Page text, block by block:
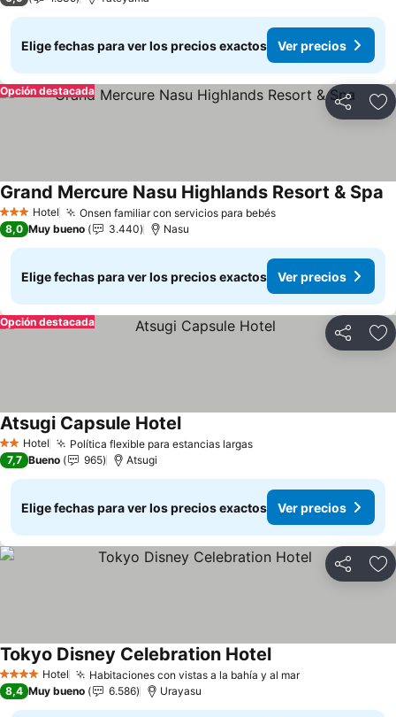
Elige fechas para ver los precios exactos Ver precios
Compartir
Opción destacada
3 Estrellas
Hotel Onsen familiar con servicios para bebésVer precios
Grand Mercure Nasu Highlands Resort & Spa
8,0 Muy bueno 3.440 Nasu
Elige fechas para ver los precios exactos Ver precios
Compartir
Opción destacada
2 Estrellas
Hotel Política flexible para estancias largasVer precios
Atsugi Capsule HotelVer precios
7,7 Bueno 965 Atsugi
Elige fechas para ver los precios exactos Ver precios
Compartir
4 EstrellasHotel Habitaciones con vistas a la bahía y al marVer precios
Tokyo Disney Celebration HotelVer precios
8,4 Muy bueno 6.586 Urayasu